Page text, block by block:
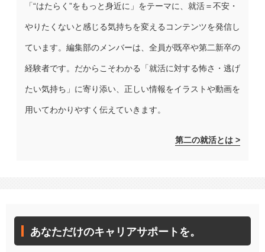
「“はたらく”をもっと身近に」をテーマに、就活＝不安・
やりたくないと感じる気持ちを変えるコンテンツを発信し
ています。編集部のメンバーは、全員が既卒や第二新卒の
経験者です。だからこそわかる「就活に対する怖さ・逃げ
たい気持ち」に寄り添い、正しい情報をイラストや動画を
用いてわかりやすく伝えていきます。
第二の就活とは >
あなただけのキャリアサポートを。